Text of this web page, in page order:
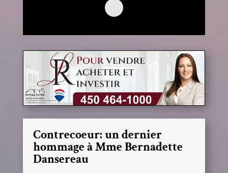
Contrecoeur: un dernier
hommage à Mme Bernadette
Dansereau